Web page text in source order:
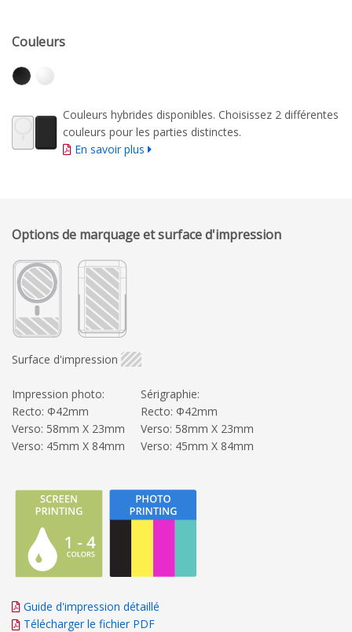
Couleurs
Couleurs hybrides disponibles. Choisissez 2 différentes
couleurs pour les parties distinctes.
En savoir plus
Options de marquage et surface d'impression
Surface d'impression
Impression photo:
Recto: Φ42mm
Verso: 58mm X 23mm
Verso: 45mm X 84mm
Sérigraphie:
Recto: Φ42mm
Verso: 58mm X 23mm
Verso: 45mm X 84mm
Guide d'impression détaillé
Télécharger le fichier PDF